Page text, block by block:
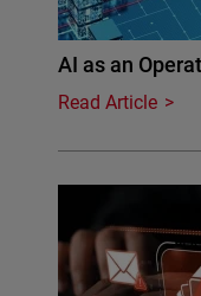
AI as an
Read Article